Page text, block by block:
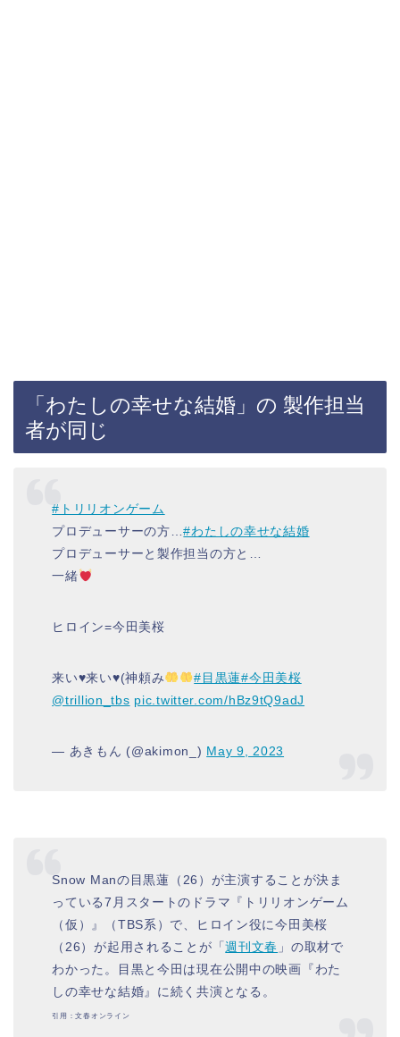
「わたしの幸せな結婚」の 製作担当
者が同じ
#トリリオンゲーム
プロデューサーの方…#わたしの幸せな結婚
プロデューサーと製作担当の方と…
一緒
ヒロイン=今田美桜
来い♥️来い♥️(神頼み #目黒蓮#今田美桜
@trillion_tbs pic.twitter.com/hBz9tQ9adJ
— あきもん (@akimon_) May 9, 2023
Snow Manの目黒蓮（26）が主演することが決ま
っている7月スタートのドラマ『トリリオンゲーム
（仮）』（TBS系）で、ヒロイン役に今田美桜
（26）が起用されることが「週刊文春 」の取材で
わかった。目黒と今田は現在公開中の映画『わた
しの幸せな結婚』に続く共演となる。
引用：文春オンライン